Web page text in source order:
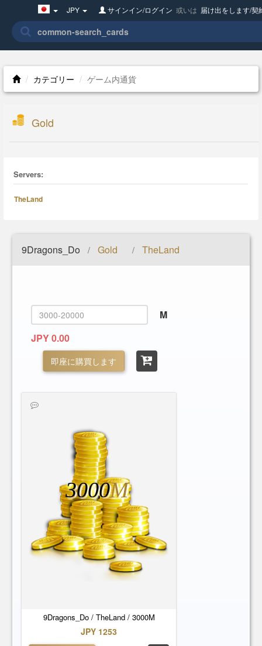
Japan(日
JPY サインイン/ログイン 或いは 届け出をします/契
カテゴリー ゲーム内通貨
Gold
Servers:
TheLand
9Dragons_Do / Gold / TheLand
M
JPY 0.00
即座に購買します
9Dragons_Do / TheLand / 3000M
3000M
JPY 1253